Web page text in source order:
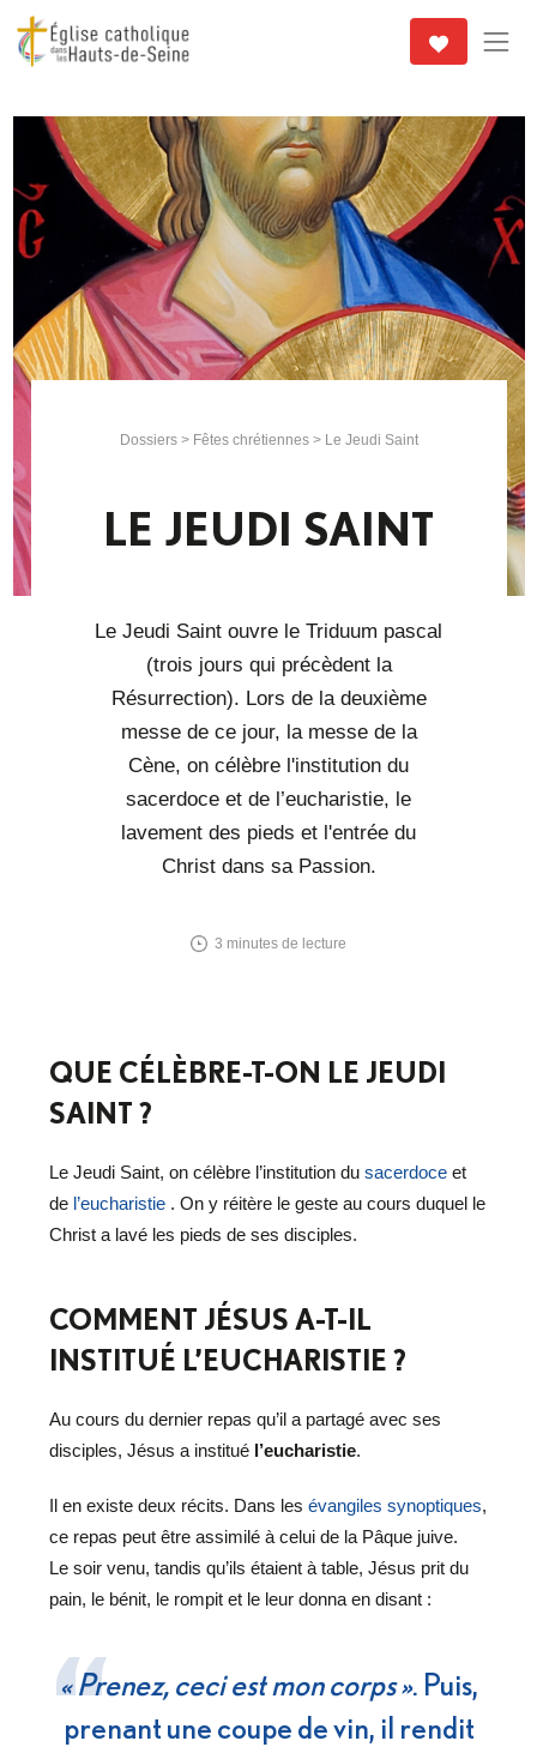
Dossiers> Fêtes chrétiennes> Le Jeudi Saint
LE JEUDI SAINT
Le Jeudi Saint ouvre le Triduum pascal
(trois jours qui précèdent la
Résurrection). Lors de la deuxième
messe de ce jour, la messe de la
Cène, on célèbre l'institution du
sacerdoce et de l’eucharistie, le
lavement des pieds et l'entrée du
Christ dans sa Passion.
3 minutes de lecture
QUE CÉLÈBRE-T-ON LE JEUDI
SAINT ?
Le Jeudi Saint, on célèbre l’institution dusacerdoceet
de l’eucharistie. On y réitère le geste au cours duquel le
Christ a lavé les pieds de ses disciples.
COMMENT JÉSUS A-T-IL
INSTITUÉ L’EUCHARISTIE ?
Au cours du dernier repas qu’il a partagé avec ses
disciples, Jésus a institué l’eucharistie.
Il en existe deux récits. Dans les évangiles synoptiques,
ce repas peut être assimilé à celui de la Pâque juive.
Le soir venu, tandis qu’ils étaient à table, Jésus prit du
pain, le bénit, le rompit et le leur donna en disant :
« Prenez, ceci est mon corps ». Puis,
prenant une coupe de vin, il rendit